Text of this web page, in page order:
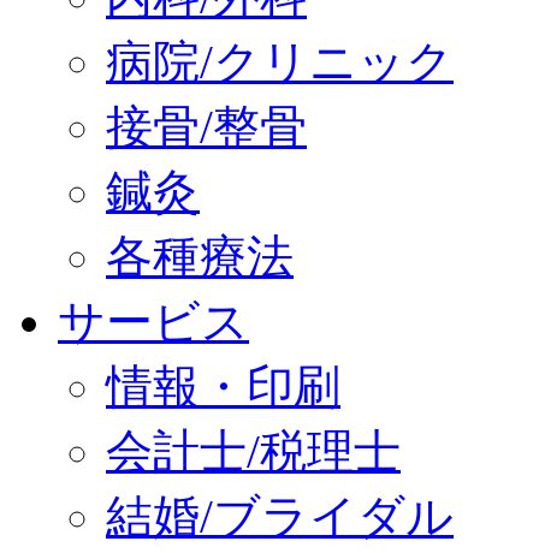
病院/クリニック
接骨/整骨
鍼灸
各種療法
サービス
情報・印刷
会計士/税理士
結婚/ブライダル